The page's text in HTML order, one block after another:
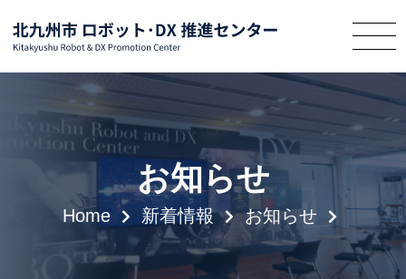
お知らせ
Home 新着情報 お知らせ